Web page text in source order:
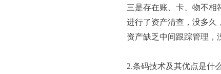
三是存在账、卡、物不相
进行了资产清查，没多久
资产缺乏中间跟踪管理，
2.条码技术及其优点是什